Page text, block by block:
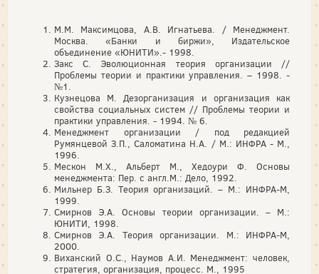
М.М. Максимцова, А.В. Игнатьева. / Менеджмент.
Москва. «Банки и биржи», Издательское
объединение «ЮНИТИ».- 1998.
Закс С. Эволюционная теория организации //
Проблемы теории и практики управления. – 1998. -
№1.
Кузнецова М. Дезорганизация и организация как
свойства социальных систем // Проблемы теории и
практики управления. - 1994. № 6.
Менеджмент организации / под редакцией
Румянцевой З.П., Саломатина Н.А. / М.: ИНФРА - М.,
1996.
Мескон М.Х., Альберт М., Хедоури Ф. Основы
менеджмента: Пер. с англ.М.: Дело, 1992.
Мильнер Б.З. Теория организаций. – М.: ИНФРА-М,
1999.
Смирнов Э.А. Основы теории организации. – М.:
ЮНИТИ, 1998.
Смирнов Э.А. Теория организации. М.: ИНФРА-М,
2000.
Виханский О.С., Наумов А.И. Менеджмент: человек,
стратегия, организация, процесс. М., 1995